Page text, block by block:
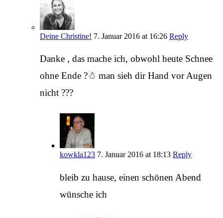
Deine Christine! 7. Januar 2016 at 16:26 Reply
Danke , das mache ich, obwohl heute Schnee
ohne Ende ?☃ man sieh dir Hand vor Augen
nicht ???
kowkla123 7. Januar 2016 at 18:13 Reply
bleib zu hause, einen schönen Abend
wünsche ich